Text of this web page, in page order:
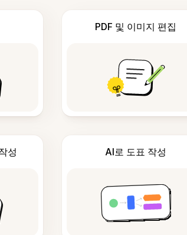
PDF 및 이미지 편집
성 AI로 도표 작성